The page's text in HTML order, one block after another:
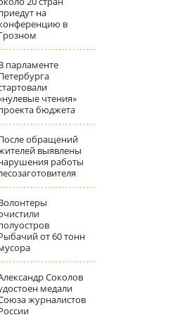
на
в
парламенте
чтения»
бюджета
обращений
выявлены
работы
от 60 тонн
Соколов
медали
журналистов